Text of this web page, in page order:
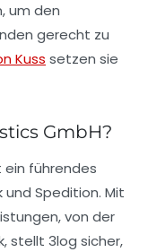
um den
gerecht zu
Kuss setzen sie
GmbH?
ein führendes
und Spedition. Mit
von der
stellt 3log sicher,